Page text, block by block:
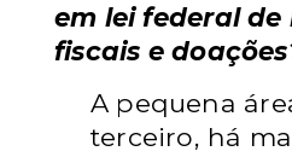
em lei federal
fiscais e
A pequena
terceiro, há